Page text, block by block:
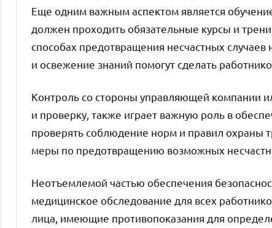
Еще одним важным аспектом является
должен проходить обязательные курсы и
способах предотвращения несчастных
и освежение знаний помогут сделать
Контроль со стороны управляющей компании
и проверку, также играет важную роль в
проверять соблюдение норм и правил охраны
меры по предотвращению возможных
Неотъемлемой частью обеспечения
медицинское обследование для всех
лица, имеющие противопоказания для